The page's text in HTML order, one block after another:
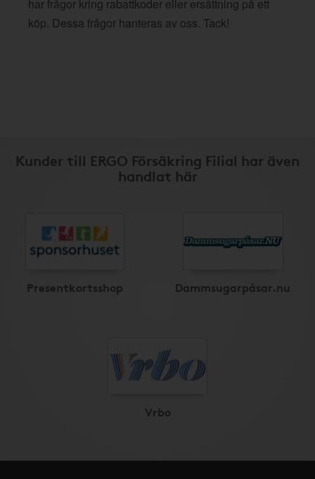
har frågor kring rabattkoder eller ersättning på ett
köp. Dessa frågor hanteras av oss. Tack!
Kunder till ERGO Försäkring Filial har även
handlat här
Presentkortsshop Dammsugarpåsar.nu
Vrbo